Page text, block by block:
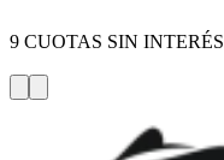
9 CUOTAS SIN INTERÉS